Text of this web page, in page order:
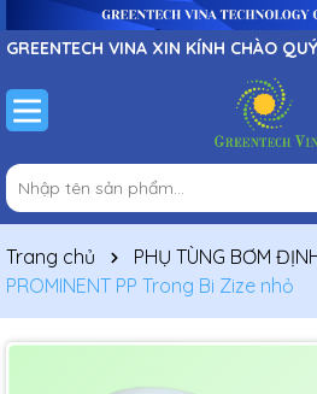
GREENTECH VINA XIN KÍNH CHÀO
Trang chủ PHỤ TÙNG BƠM
PROMINENT PP Trong Bi Zize nhỏ